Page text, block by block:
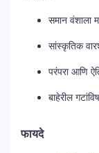
समान वंशाला
सांस्कृतिक
परंपरा आणि
बाहेरील
फायदे